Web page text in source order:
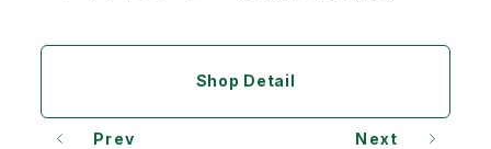
Shop Detail
Prev Next